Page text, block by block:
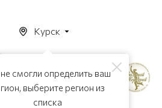
Курск
смогли определить ваш
выберите регион из
списка